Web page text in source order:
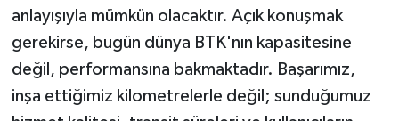
anlayışıyla mümkün olacaktır. Açık konuşmak
gerekirse, bugün dünya BTK'nın kapasitesine
değil, performansına bakmaktadır. Başarımız,
inşa ettiğimiz kilometrelerle değil; sunduğumuz